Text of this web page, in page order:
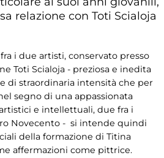
relazione con Toti Scialoja
i due artisti, conservato presso
Toti Scialoja - preziosa e inedita
di straordinaria intensità che per
segno di una appassionata
e intellettuali, due fra i
Novecento - si intende quindi
della formazione di Titina
affermazioni come pittrice.